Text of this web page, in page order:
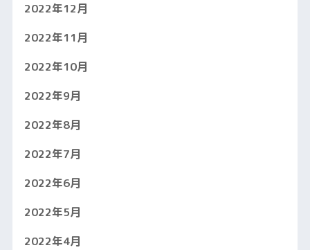
2022年12月
2022年11月
2022年10月
2022年9月
2022年8月
2022年7月
2022年6月
2022年5月
2022年4月